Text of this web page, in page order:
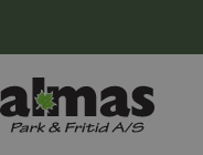
Almas
Park
Søgeforslag
Husqvarna motorsav